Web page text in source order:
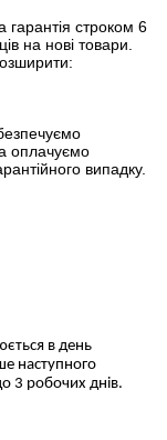
гарантія строком 6
на нові товари.
оплачуємо
випадку.
в день
наступного
3 робочих днів.